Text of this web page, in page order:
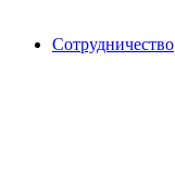
Сотрудничество